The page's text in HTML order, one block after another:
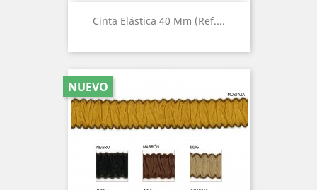
Cinta Elástica 40 Mm (Ref....
NUEVO